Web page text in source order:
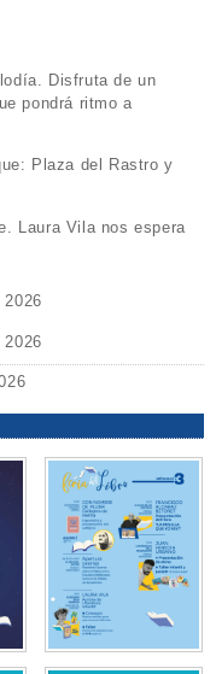
Disfruta de un
pondrá ritmo a
Plaza del Rastro y
Laura Vila nos espera